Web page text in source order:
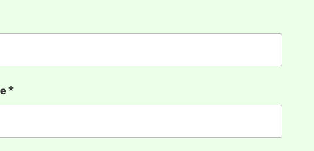
*